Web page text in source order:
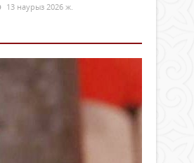
13 наурыз 2026 ж.